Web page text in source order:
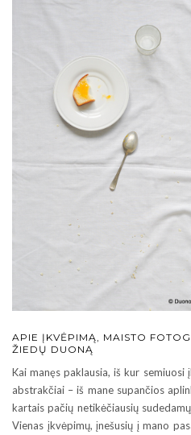
APIE ĮKVĖPIMĄ, MAISTO
ŽIEDŲ DUONĄ
Kai manęs paklausia, iš kur
abstrakčiai – iš mane supančios
kartais pačių netikėčiausių
Vienas įkvėpimų, įnešusių į mano